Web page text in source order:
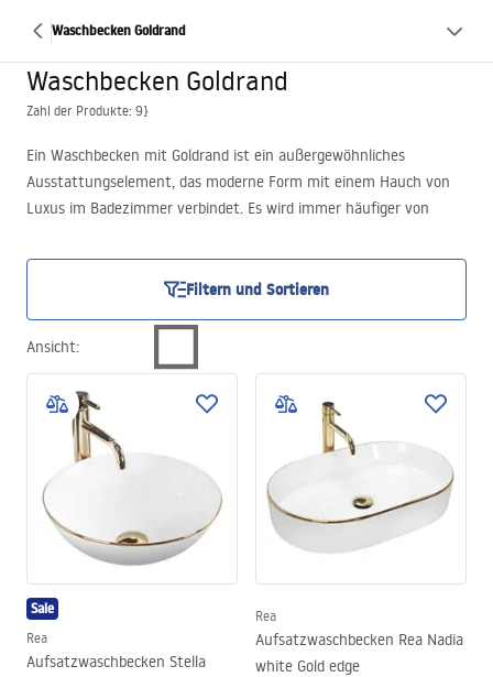
Waschbecken Goldrand
Waschbecken Goldrand
Zahl der Produkte: 9}
Ein Waschbecken mit Goldrand ist ein außergewöhnliches
Ausstattungselement, das moderne Form mit einem Hauch von
Luxus im Badezimmer verbindet. Es wird immer häufiger von
einen auffälligen dekorativen Akzent im Raum dar. Goldene
Waschbecken passen perfekt zu aktuellen Einrichtungstrends, bei
denen Details, Farbgestaltung und hochwertige Verarbeitung im
Mittelpunkt stehen. Es ist die ideale Wahl für alle, die ihrem Raum
einen eleganten und zeitlosen Charakter verleihen möchten.
Klingt das nach etwas für Sie? Dann entdecken Sie unbedingt
unser Angebot an Waschbecken mit Goldrand und wählen Sie Ihr
perfektes Modell!
Filtern und Sortieren
Ansicht:
Sale
Rea
Aufsatzwaschbecken Stella
Rea
Aufsatzwaschbecken Rea Nadia
white Gold edge